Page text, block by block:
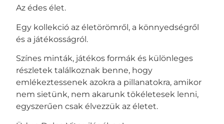
Az édes élet.
Egy kollekció az életörömről, a könnyedségről
és a játékosságról.
Színes minták, játékos formák és különleges
részletek találkoznak benne, hogy
emlékeztessenek azokra a pillanatokra, amikor
nem sietünk, nem akarunk tökéletesek lenni,
egyszerűen csak élvezzük az életet.